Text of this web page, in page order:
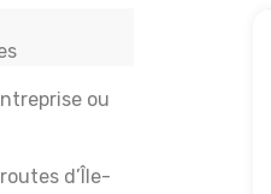
ou
d’Île-